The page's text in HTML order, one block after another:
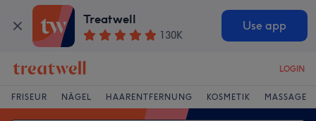
Treatwell
130K
Use app
LOGIN
FRISEUR NÄGEL HAARENTFERNUNG KOSMETIK MASSAGE